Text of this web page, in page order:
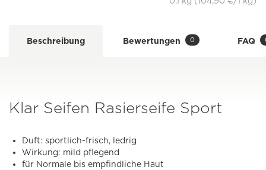
Beschreibung Bewertungen 0 FAQ
Klar Seifen Rasierseife Sport
Duft: sportlich-frisch, ledrig
Wirkung: mild pflegend
für Normale bis empfindliche Haut